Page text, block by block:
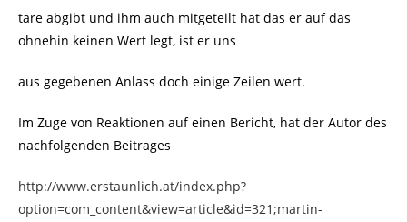
tare abgibt und ihm auch mitgeteilt hat das er auf das
ohnehin keinen Wert legt, ist er uns
aus gegebenen Anlass doch einige Zeilen wert.
Im Zuge von Reaktionen auf einen Bericht, hat der Autor des
nachfolgenden Beitrages
http://www.erstaunlich.at/index.php?
option=com_content&view=article&id=321;martin-